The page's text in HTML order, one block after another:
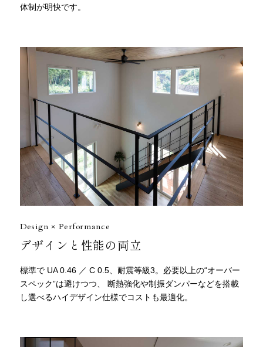
体制が明快です。
Design × Performance
デザインと性能の両立
標準で UA 0.46 ／ C 0.5、耐震等級3。必要以上の“オーバー
スペック”は避けつつ、 断熱強化や制振ダンパーなどを搭載
し選べるハイデザイン仕様でコストも最適化。